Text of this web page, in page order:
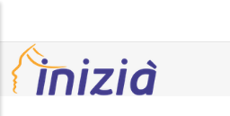
contenu
principal